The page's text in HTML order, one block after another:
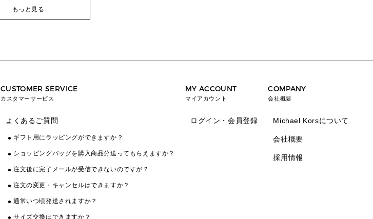
もっと見る
CUSTOMER SERVICE
カスタマーサービス
よくあるご質問
ギフト用にラッピングができますか？
ショッピングバッグを購入商品分送ってもらえますか？
注文後に完了メールが受信できないのですが？
注文の変更・キャンセルはできますか？
通常いつ頃発送されますか？
サイズ交換はできますか？
MY ACCOUNT
マイアカウント
ログイン・会員登録
COMPANY
会社概要
Michael Korsについて
会社概要
採用情報